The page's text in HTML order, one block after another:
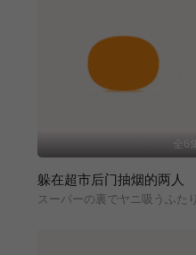
全6集
躲在超市后门抽烟的两人
スーパーの裏でヤニ吸うふた